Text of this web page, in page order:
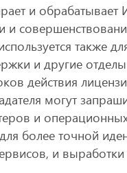
и
и
также
и другие
действия
могут
и
более точной
и